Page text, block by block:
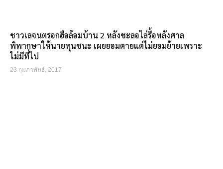
ชาวเลจนตรอกฮือล้อมบ้าน 2 หลังชะลอไล่รื้อหลังศาล
พิพากษาให้นายทุนชนะ เผยยอมตายแต่ไม่ยอมย้ายเพราะ
ไม่มีที่ไป
23 กุมภาพันธ์, 2017